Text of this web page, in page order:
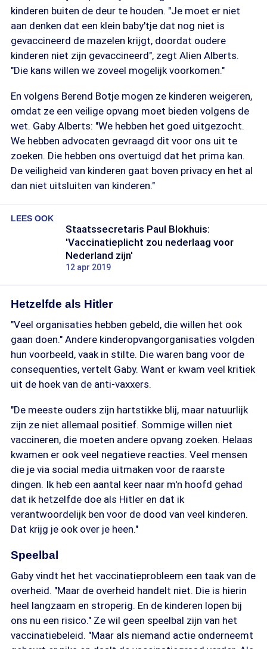
kinderen buiten de deur te houden. "Je moet er niet
aan denken dat een klein baby'tje dat nog niet is
gevaccineerd de mazelen krijgt, doordat oudere
kinderen niet zijn gevaccineerd", zegt Alien Alberts.
"Die kans willen we zoveel mogelijk voorkomen."
En volgens Berend Botje mogen ze kinderen weigeren,
omdat ze een veilige opvang moet bieden volgens de
wet. Gaby Alberts: "We hebben het goed uitgezocht.
We hebben advocaten gevraagd dit voor ons uit te
zoeken. Die hebben ons overtuigd dat het prima kan.
De veiligheid van kinderen gaat boven privacy en het al
dan niet uitsluiten van kinderen."
LEES OOK
Staatssecretaris Paul Blokhuis:
'Vaccinatieplicht zou nederlaag voor
Nederland zijn'
12 apr 2019
Hetzelfde als Hitler
"Veel organisaties hebben gebeld, die willen het ook
gaan doen." Andere kinderopvangorganisaties volgden
hun voorbeeld, vaak in stilte. Die waren bang voor de
consequenties, vertelt Gaby. Want er kwam veel kritiek
uit de hoek van de anti-vaxxers.
"De meeste ouders zijn hartstikke blij, maar natuurlijk
zijn ze niet allemaal positief. Sommige willen niet
vaccineren, die moeten andere opvang zoeken. Helaas
kwamen er ook veel negatieve reacties. Veel mensen
die je via social media uitmaken voor de raarste
dingen. Ik heb een aantal keer naar m'n hoofd gehad
dat ik hetzelfde doe als Hitler en dat ik
verantwoordelijk ben voor de dood van veel kinderen.
Dat krijg je ook over je heen."
Speelbal
Gaby vindt het het vaccinatieprobleem een taak van de
overheid. "Maar de overheid handelt niet. Die is hierin
heel langzaam en stroperig. En de kinderen lopen bij
ons nu een risico." Ze wil geen speelbal zijn van het
vaccinatiebeleid. "Maar als niemand actie onderneemt